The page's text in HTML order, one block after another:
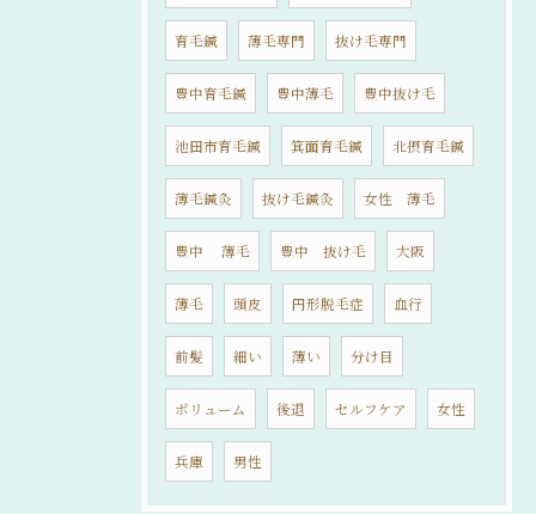
育毛鍼 薄毛専門 抜け毛専門
豊中育毛鍼 豊中薄毛 豊中抜け毛
池田市育毛鍼 箕面育毛鍼 北摂育毛鍼
薄毛鍼灸 抜け毛鍼灸 女性 薄毛
豊中 薄毛 豊中 抜け毛 大阪
薄毛 頭皮 円形脱毛症 血行
前髪 細い 薄い 分け目
ボリューム 後退 セルフケア 女性
兵庫 男性